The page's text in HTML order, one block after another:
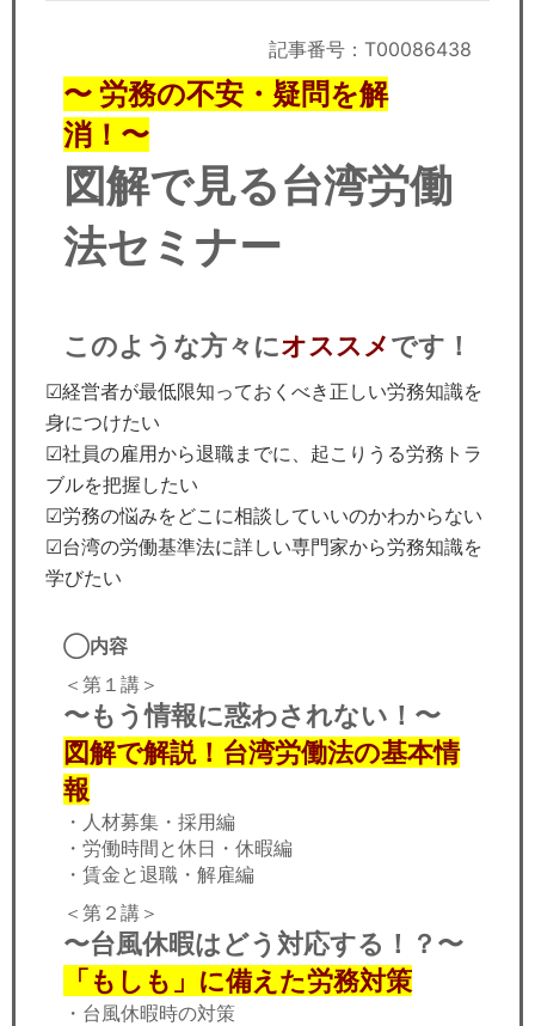
労務顧問
ＩＴ
記事番号：T00086438
〜 労務の不安・疑問を解
消！〜
図解で見る台湾労働
法セミナー
このような方々にオススメです！
☑︎経営者が最低限知っておくべき正しい労務知識を
身につけたい
☑︎社員の雇用から退職までに、起こりうる労務トラ
ブルを把握したい
☑︎労務の悩みをどこに相談していいのかわからない
☑︎台湾の労働基準法に詳しい専門家から労務知識を
学びたい
◯内容
＜第１講＞
〜もう情報に惑わされない！〜
図解で解説！台湾労働法の基本情
報
・人材募集・採用編
・労働時間と休日・休暇編
・賃金と退職・解雇編
＜第２講＞
〜台風休暇はどう対応する！？〜
「もしも」に備えた労務対策
・台風休暇時の対策